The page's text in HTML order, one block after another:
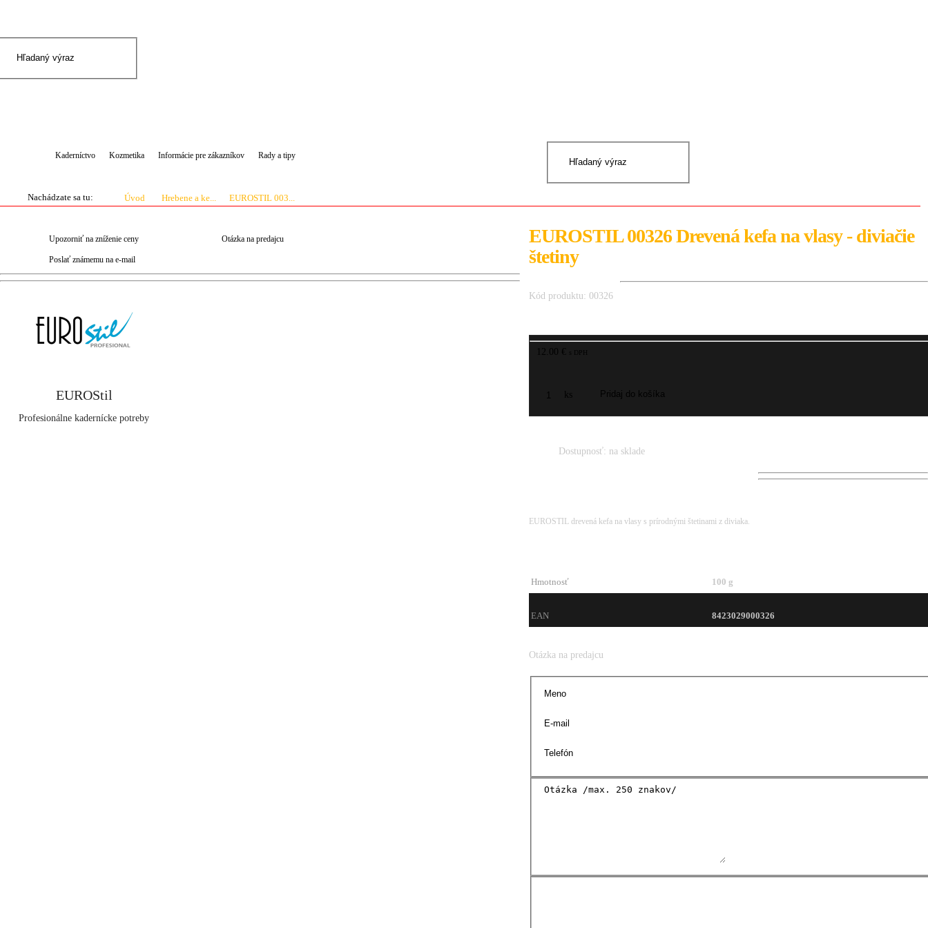
Kaderníctvo Kozmetika Informácie pre zákazníkov Rady a tipy
Nachádzate sa tu: Úvod Hrebene a ke... EUROSTIL 003...
Upozorniť na zníženie ceny Otázka na predajcu
Poslať známemu na e-mail
EUROStil
Profesionálne kadernícke potreby
EUROSTIL 00326 Drevená kefa na vlasy - diviačie
štetiny
Kód produktu: 00326
12.00 € s DPH
ks
Dostupnosť: na sklade
EUROSTIL drevená kefa na vlasy s prírodnými štetinami z diviaka.
Hmotnosť 100 g
EAN 8423029000326
Otázka na predajcu